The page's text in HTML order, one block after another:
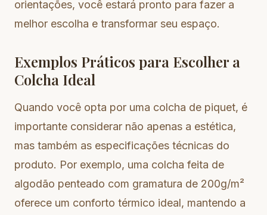
orientações, você estará pronto para fazer a
melhor escolha e transformar seu espaço.
Exemplos Práticos para Escolher a
Colcha Ideal
Quando você opta por uma colcha de piquet, é
importante considerar não apenas a estética,
mas também as especificações técnicas do
produto. Por exemplo, uma colcha feita de
algodão penteado com gramatura de 200g/m²
oferece um conforto térmico ideal, mantendo a